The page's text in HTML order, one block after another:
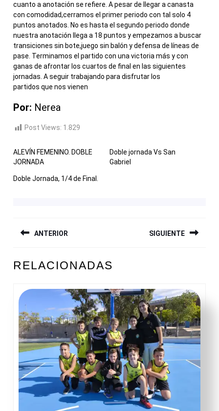
cuanto a anotación se refiere. A pesar de llegar a canasta
con comodidad,cerramos el primer periodo con tal solo 4
puntos anotados. No es hasta el segundo periodo donde
nuestra anotación llega a 18 puntos y empezamos a buscar
transiciones sin bote,juego sin balón y defensa de líneas de
pase. Terminamos el partido con una victoria más y con
ganas de afrontar los cuartos de final en las siguientes
jornadas. A seguir trabajando para disfrutar los
partidos que nos vienen
Por: Nerea
Post Views: 1.829
ALEVÍN FEMENINO. DOBLE
JORNADA
Doble jornada Vs San
Gabriel
Doble Jornada, 1/4 de Final.
DE
ANTERIOR
anterior:
SIGUIENTE
entrada:
RELACIONADAS